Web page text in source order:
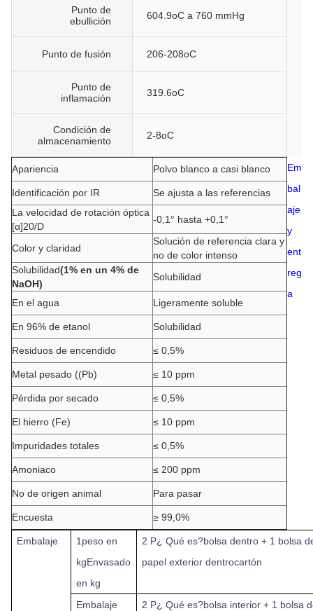
Punto de
ebullición
604.9oC a 760 mmHg
Punto de fusión 206-208oC
Punto de
inflamación
319.6oC
Condición de
almacenamiento
2-8oC
Apariencia Polvo blanco a casi blanco
Identificación por IR
Se ajusta a las referencias
La velocidad de rotación óptica
[α]20/D
-0,1° hasta +0,1°
Color y claridad
Solución de referencia clara y
no de color intenso
Solubilidad(1% en un 4% de
NaOH)
Solubilidad
En el agua Ligeramente soluble
En 96% de etanol Solubilidad
Residuos de encendido ≤ 0,5%
Metal pesado ((Pb) ≤ 10 ppm
Pérdida por secado ≤ 0,5%
El hierro (Fe) ≤ 10 ppm
Impuridades totales ≤ 0,5%
Amoniaco ≤ 200 ppm
No de origen animal Para pasar
Encuesta ≥ 99,0%
Em
bal
aje
y
ent
reg
a
Embalaje 1 peso en
kgEnvasado
en kg
2 P¿ Qué es?bolsa dentro + 1 bolsa
papel exterior dentrocartón
Embalaje
2 P¿ Qué es?bolsa interior + 1 bolsa